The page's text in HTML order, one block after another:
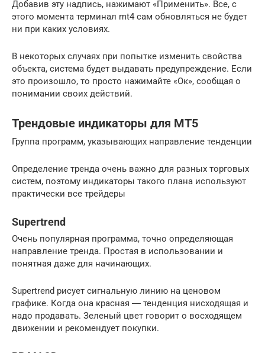
Добавив эту надпись, нажимают «Применить». Все, с
этого момента терминал mt4 сам обновляться не будет
ни при каких условиях.
В некоторых случаях при попытке изменить свойства
объекта, система будет выдавать предупреждение. Если
это произошло, то просто нажимайте «Ок», сообщая о
понимании своих действий.
Трендовые индикаторы для МТ5
Группа программ, указывающих направление тенденции
Определение тренда очень важно для разных торговых
систем, поэтому индикаторы такого плана используют
практически все трейдеры
Supertrend
Очень популярная программа, точно определяющая
направление тренда. Простая в использовании и
понятная даже для начинающих.
Supertrend рисует сигнальную линию на ценовом
графике. Когда она красная ― тенденция нисходящая и
надо продавать. Зеленый цвет говорит о восходящем
движении и рекомендует покупки.